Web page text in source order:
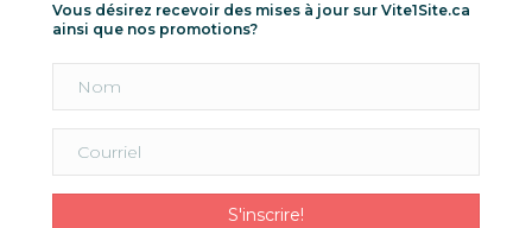
Vous désirez recevoir des mises à jour sur Vite1Site.ca
ainsi que nos promotions?
S'inscrire!